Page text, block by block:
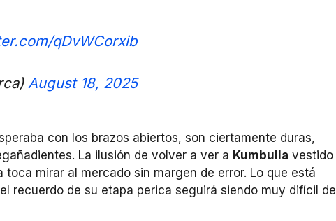
qDvWCorxib
August 18, 2025
con los brazos abiertos, son ciertamente duras,
La ilusión de volver a ver a Kumbulla vestido
mirar al mercado sin margen de error. Lo que está
recuerdo de su etapa perica seguirá siendo muy difícil de